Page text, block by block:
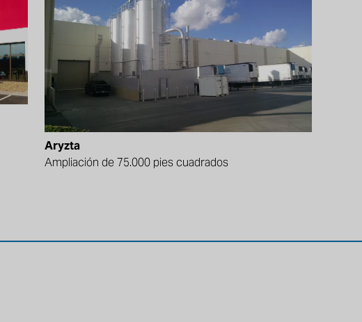
Aryzta
Ampliación de 75.000 pies cuadrados